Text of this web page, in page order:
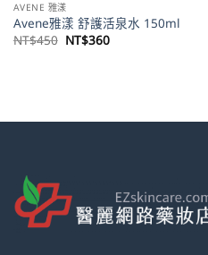
AVENE 雅漾
Avene雅漾 舒護活泉水 150ml
NT$450 原
始
NT$360目
前